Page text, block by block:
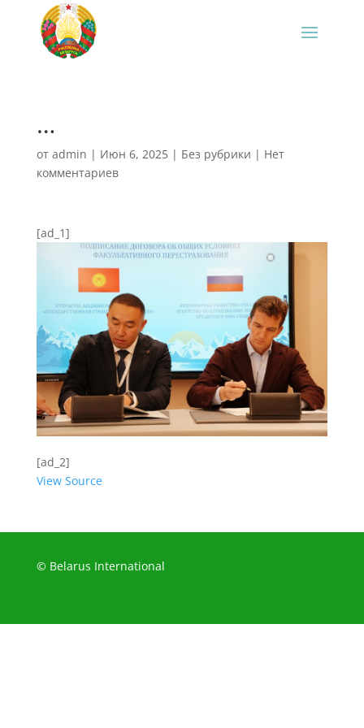
…
от admin | Июн 6, 2025| Без рубрики | Нет
комментариев
[ad_1]
[ad_2]
View Source
© Belarus International